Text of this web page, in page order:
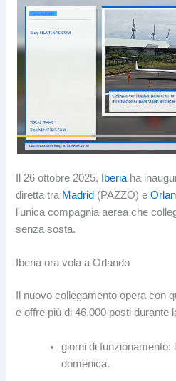
Il 26 ottobre 2025, Iberia ha
diretta tra Madrid (PAZZO) e
l'unica compagnia aerea che
senza sosta.
Iberia ora vola a Orlando
Il nuovo collegamento opera con
e offre più di 46.000 posti durante
giorni di
domenica.